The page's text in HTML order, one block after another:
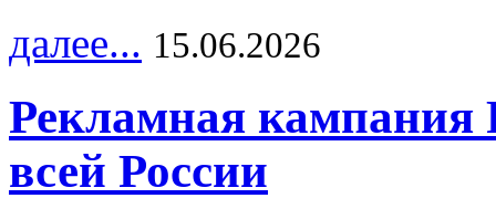
далее... 15.06.2026
Рекламная
всей России